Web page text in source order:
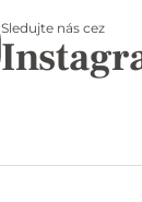
Sledujte nás cez